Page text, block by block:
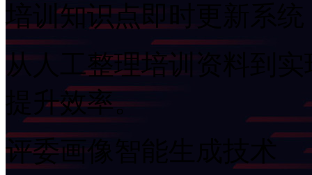
培训知识点即时更新系统
从人工整理培训资料到实
提升效率。
评委画像智能生成技术